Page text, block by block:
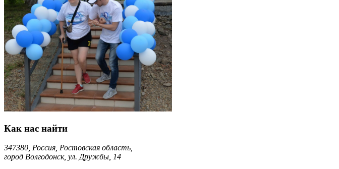
Как нас найти
347380, Россия, Ростовская область,
город Волгодонск, ул. Дружбы, 14